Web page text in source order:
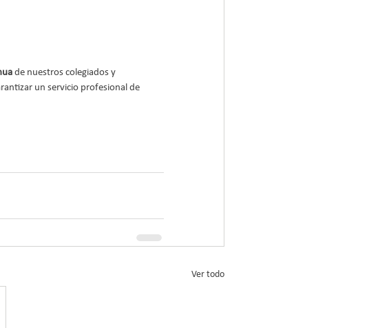
de nuestros colegiados y
un servicio profesional de
Ver todo